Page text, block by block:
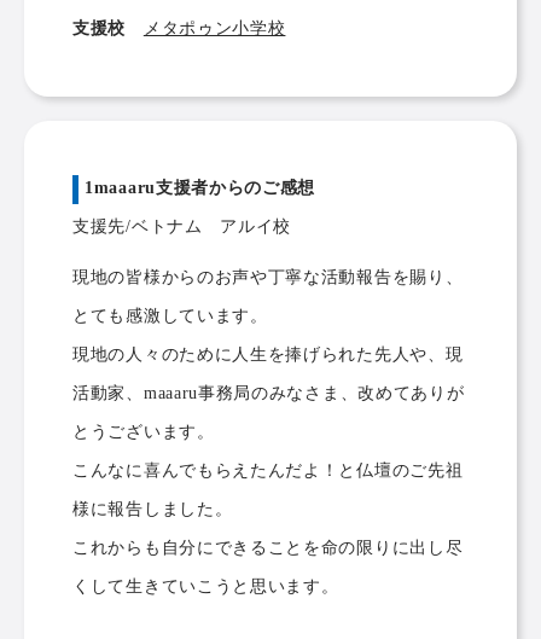
支援校 メタポゥン小学校
1maaaru支援者からのご感想
支援先/ベトナム アルイ校
現地の皆様からのお声や丁寧な活動報告を賜り、
とても感激しています。
現地の人々のために人生を捧げられた先人や、現
活動家、maaaru事務局のみなさま、改めてありが
とうございます。
こんなに喜んでもらえたんだよ！と仏壇のご先祖
様に報告しました。
これからも自分にできることを命の限りに出し尽
くして生きていこうと思います。